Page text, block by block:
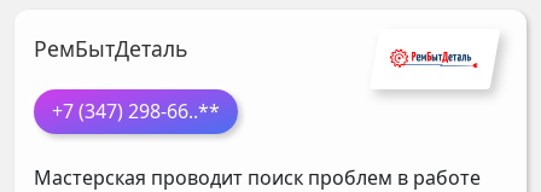
РемБытДеталь
+7 (347) 298-66..**
Мастерская проводит поиск проблем в работе